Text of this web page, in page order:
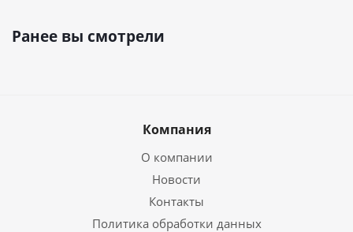
Ранее вы смотрели
Компания
О компании
Новости
Контакты
Политика обработки данных